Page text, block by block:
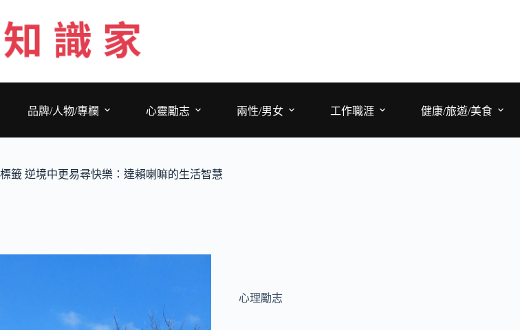
至
主
要
品牌/人物/專欄
心靈勵志 兩性/男女 工作職涯 健康/旅遊/美食
標籤 逆境中更易尋快樂：達賴喇嘛的生活智慧
心理勵志